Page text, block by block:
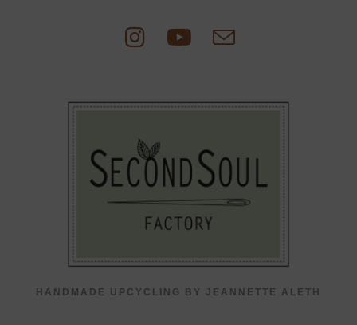
HANDMADE UPCYCLING BY JEANNETTE ALETH